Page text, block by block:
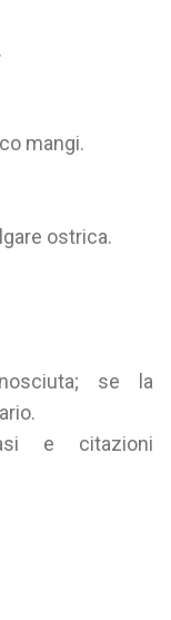
mangi.
ostrica.
se la
e citazioni